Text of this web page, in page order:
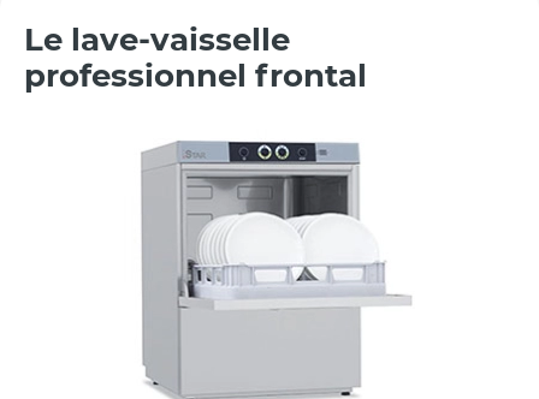
Le lave-vaisselle
professionnel frontal